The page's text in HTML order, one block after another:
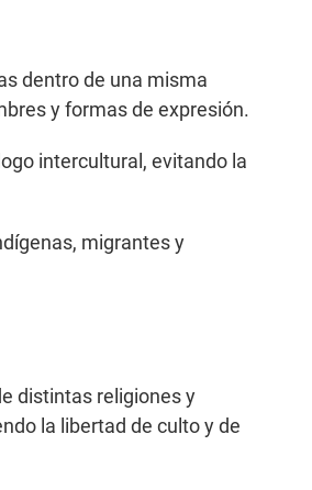
dentro de una misma
y formas de expresión.
intercultural, evitando la
migrantes y
distintas religiones y
la libertad de culto y de